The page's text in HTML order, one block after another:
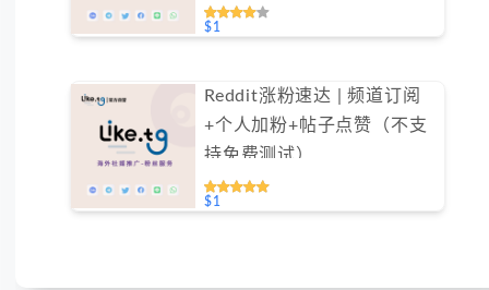
（不支持免费测试）
$1
Reddit涨粉速达 | 频道订阅
+个人加粉+帖子点赞（不支
持免费测试）
$1